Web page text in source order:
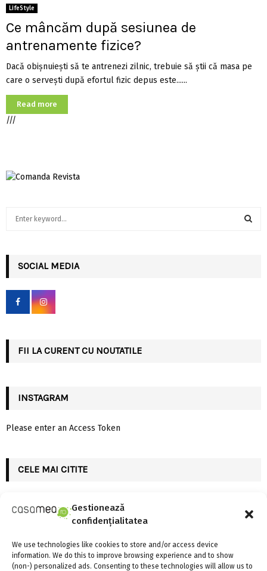
Gestionează
confidențialitatea
We use technologies like cookies to store and/or access device
information. We do this to improve browsing experience and to show
(non-) personalized ads. Consenting to these technologies will allow us to
LifeStyle
Ce mâncăm după sesiunea de
antrenamente fizice?
Dacă obișnuiești să te antrenezi zilnic, trebuie să știi că masa pe
care o servești după efortul fizic depus este......
Read more
///
h
f
r
SOCIAL MEDIA
FII LA CURENT CU NOUTATILE
INSTAGRAM
Please enter an Access Token
CELE MAI CITITE